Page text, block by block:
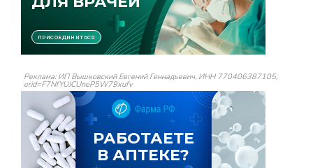
Реклама: ИП Вышковский Евгений Геннадьевич, ИНН 770406387105,
erid=F7NfYUJCUneP5W79xufv